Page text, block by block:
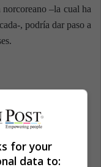
–la cual ha
, podría dar paso a
for your
data to: